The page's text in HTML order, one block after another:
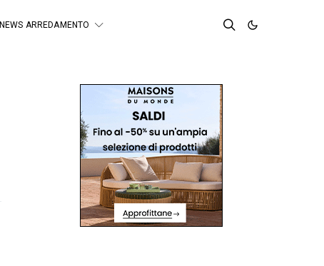
NEWS ARREDAMENTO